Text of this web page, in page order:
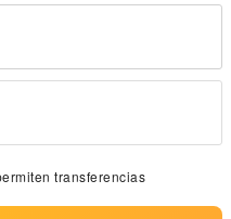
transferencias